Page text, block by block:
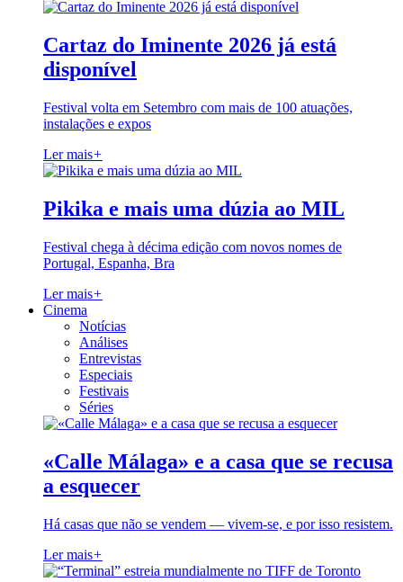
Cartaz do Iminente 2026 já está
disponível
Festival volta em Setembro com mais de 100 atuações,
instalações e expos
Ler mais+
Pikika e mais uma dúzia ao MIL
Festival chega à décima edição com novos nomes de
Portugal, Espanha, Bra
Ler mais+
Cinema
Notícias
Análises
Entrevistas
Especiais
Festivais
Séries
«Calle Málaga» e a casa que se recusa
a esquecer
Há casas que não se vendem — vivem-se, e por isso resistem.
Ler mais+